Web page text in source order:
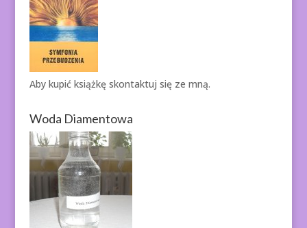
Aby kupić książkę skontaktuj się ze mną.
Woda Diamentowa